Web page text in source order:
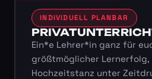
INDIVIDUELL PLANBAR
Ein*e Lehrer*in ganz für
größtmöglicher
Hochzeitstanz unter